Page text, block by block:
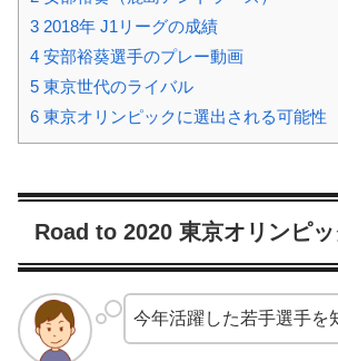
3 2018年 J1リーグの成績
4 安部裕葵選手のプレー動画
5 東京世代のライバル
6 東京オリンピックに選出される可能性
Road to 2020 東京オリンピッ
今年活躍した若手選手を